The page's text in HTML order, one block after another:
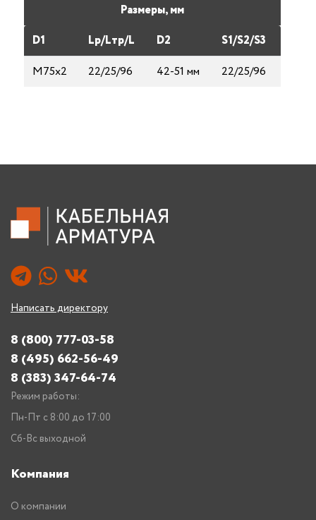
Размеры, мм
D1
Lp/Lтp/L D2
S1/S2/S3
М75х2
22/25/96 42-51 мм 22/25/96
Написать директору
8 (800) 777-03-58
8 (495) 662-56-49
8 (383) 347-64-74
Режим работы:
Пн-Пт с 8:00 до 17:00
Сб-Вс выходной
Компания
О компании